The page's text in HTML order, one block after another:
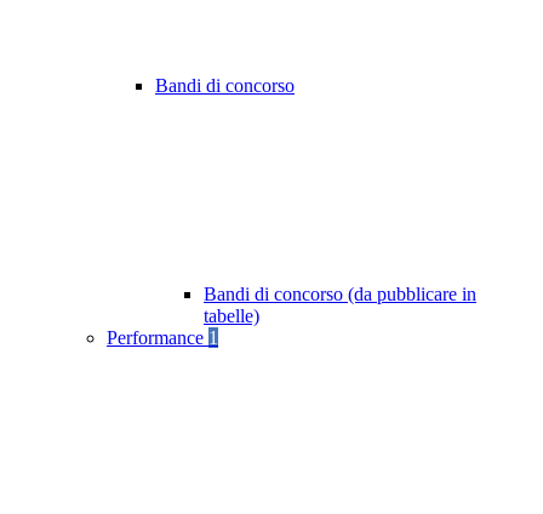
Bandi di concorso
Bandi di concorso (da pubblicare in
tabelle)
Performance 1